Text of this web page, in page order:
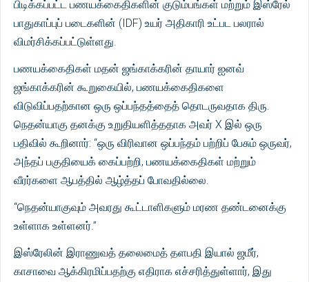
பிடிக்கப்பட்ட பணயக்கைதிகளின் குடும்பங்கள் மற்றும் இஸ்ரேல்
பாதுகாப்புப் படைகளின் (IDF) உயர் அதிகாரி உட்பட பலரால்
விமர்சிக்கப்பட்டுள்ளது.
பணயக்கைதிகள் மதன் ஜங்காக்கரின் தாயார் ஐனவ்
ஜங்காக்கரின் கூறுகையில், பணயக்கைதிகளை
விடுவிப்பதற்கான ஒரு ஒப்பந்தத்தைத் தொடருவதாக திரு.
நெதன்யாகு தனக்கு உறுதியளித்ததாக அவர் X இல் ஒரு
பதிவில் கூறினார்: “ஒரு விரிவான ஒப்பந்தம் பற்றிப் பேசும் ஒருவர்,
அந்தப் பகுதியைக் கைப்பற்றி, பணயக்கைதிகள் மற்றும்
வீரர்களை ஆபத்தில் ஆழ்த்தப் போவதில்லை.
“நெதன்யாகுவும் அவரது கூட்டாளிகளும் மரண தண்டனைக்கு
உள்ளாக உள்ளனர்.”
இஸ்ரேலின் இராணுவத் தலைமைத் தளபதி இயால் ஜமீர்,
காசாவை ஆக்கிரமிப்பதற்கு எதிராக எச்சரித்துள்ளார், இது